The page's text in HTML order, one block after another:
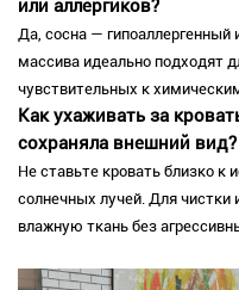
или аллергиков?
Да, сосна — гипоаллергенный
массива идеально подходят
чувствительных к
Как ухаживать за
сохраняла внешний вид?
Не ставьте кровать близко к
солнечных лучей. Для чистки
влажную ткань без